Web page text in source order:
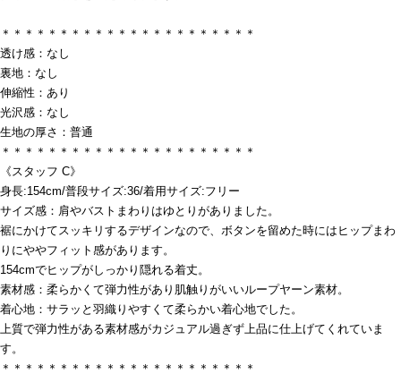
＊＊＊＊＊＊＊＊＊＊＊＊＊＊＊＊＊＊＊＊＊＊
透け感：なし
裏地：なし
伸縮性：あり
光沢感：なし
生地の厚さ：普通
＊＊＊＊＊＊＊＊＊＊＊＊＊＊＊＊＊＊＊＊＊＊
《スタッフ C》
身長:154cm/普段サイズ:36/着用サイズ:フリー
サイズ感：肩やバストまわりはゆとりがありました。
裾にかけてスッキリするデザインなので、ボタンを留めた時にはヒップまわ
りにややフィット感があります。
154cmでヒップがしっかり隠れる着丈。
素材感：柔らかくて弾力性があり肌触りがいいループヤーン素材。
着心地：サラッと羽織りやすくて柔らかい着心地でした。
上質で弾力性がある素材感がカジュアル過ぎず上品に仕上げてくれていま
す。
＊＊＊＊＊＊＊＊＊＊＊＊＊＊＊＊＊＊＊＊＊＊